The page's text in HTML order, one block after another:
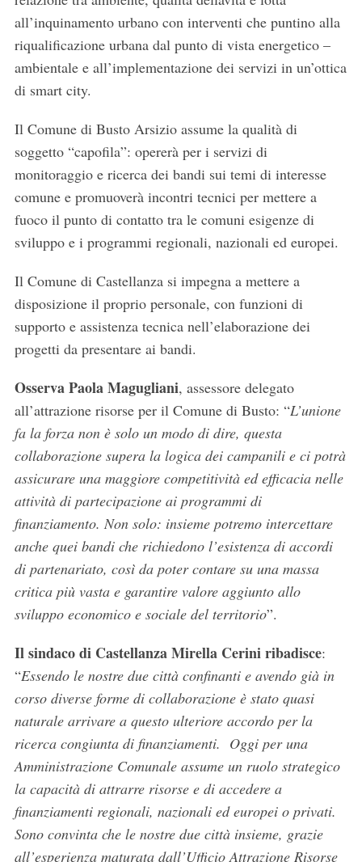
all’inquinamento urbano con interventi che puntino alla
riqualificazione urbana dal punto di vista energetico –
ambientale e all’implementazione dei servizi in un’ottica
di smart city.
Il Comune di Busto Arsizio assume la qualità di
soggetto “capofila”: opererà per i servizi di
monitoraggio e ricerca dei bandi sui temi di interesse
comune e promuoverà incontri tecnici per mettere a
fuoco il punto di contatto tra le comuni esigenze di
sviluppo e i programmi regionali, nazionali ed europei.
Il Comune di Castellanza si impegna a mettere a
disposizione il proprio personale, con funzioni di
supporto e assistenza tecnica nell’elaborazione dei
progetti da presentare ai bandi.
Osserva Paola Magugliani, assessore delegato
all’attrazione risorse per il Comune di Busto: “L’unione
fa la forza non è solo un modo di dire, questa
collaborazione supera la logica dei campanili e ci potrà
assicurare una maggiore competitività ed efficacia nelle
attività di partecipazione ai programmi di
finanziamento. Non solo: insieme potremo intercettare
anche quei bandi che richiedono l’esistenza di accordi
di partenariato, così da poter contare su una massa
critica più vasta e garantire valore aggiunto allo
sviluppo economico e sociale del territorio”.
Il sindaco di Castellanza Mirella Cerini ribadisce:
“Essendo le nostre due città confinanti e avendo già in
corso diverse forme di collaborazione è stato quasi
naturale arrivare a questo ulteriore accordo per la
ricerca congiunta di finanziamenti. Oggi per una
Amministrazione Comunale assume un ruolo strategico
la capacità di attrarre risorse e di accedere a
finanziamenti regionali, nazionali ed europei o privati.
Sono convinta che le nostre due città insieme, grazie
all’esperienza maturata dall’Ufficio Attrazione Risorse
S
a
r
c